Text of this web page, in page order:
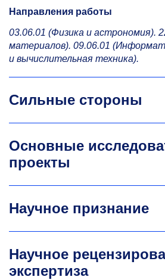
Направления работы
03.06.01 (Физика и астрономия).
материалов). 09.06.01
и вычислительная техника).
Сильные стороны
Основные
проекты
Научное признание
Научное
экспертиза